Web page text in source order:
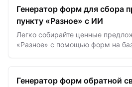
Генератор форм для сбора
пункту «Разное» с ИИ
Легко собирайте ценные
«Разное» с помощью форм на
Генератор форм обратной